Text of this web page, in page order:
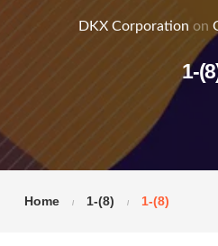
DKX Corporation on
1-
Home 1-(8) 1-(8)